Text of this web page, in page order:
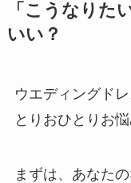
「こうなりた
いい？
ウエディングド
とりおひとりお
まずは、あなた